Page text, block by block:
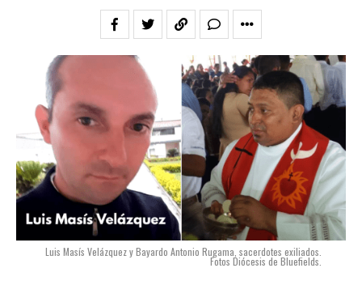
Luis Masís Velázquez y Bayardo Antonio Rugama, sacerdotes exiliados.
Fotos Diócesis de Bluefields.